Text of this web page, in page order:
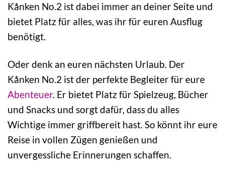
Kånken No.2 ist dabei immer an deiner Seite und
bietet Platz für alles, was ihr für euren Ausflug
benötigt.
Oder denk an euren nächsten Urlaub. Der
Kånken No.2 ist der perfekte Begleiter für eure
Abenteuer. Er bietet Platz für Spielzeug, Bücher
und Snacks und sorgt dafür, dass du alles
Wichtige immer griffbereit hast. So könnt ihr eure
Reise in vollen Zügen genießen und
unvergessliche Erinnerungen schaffen.